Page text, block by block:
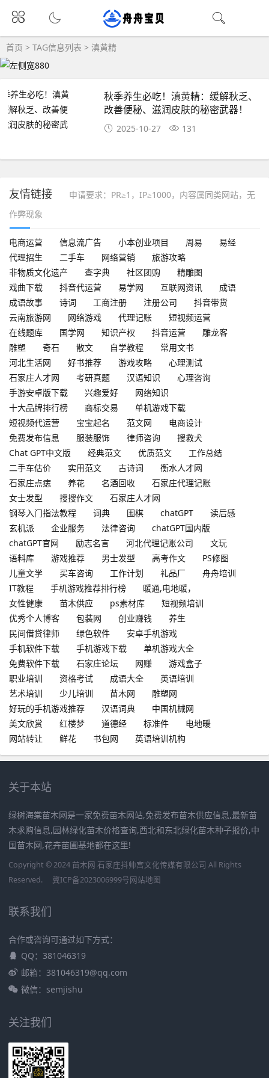
首页 > TAG信息列表 > 滇黄精
秋季养生必吃！滇黄精：缓解秋乏、
改善便秘、滋润皮肤的秘密武器！
2025-10-27 131
友情链接
申请要求：PR≥1，IP≥1000，内容属同类网站，无
作弊现象
电商运营 信息流广告 小本创业项目 周易
易经
代理招生
二手车 网络营销
旅游攻略
非物质文化遗产
查字典 社区团购
精雕图
戏曲下载
抖音代运营 易学网 互联网资讯
成语
成语故事
诗词 工商注册 注册公司
抖音带货
云南旅游网
网络游戏 代理记账
短视频运营
在线题库
国学网 知识产权 抖音运营
雕龙客
雕塑
奇石 散文 自学教程
常用文书
河北生活网
好书推荐 游戏攻略
心理测试
石家庄人才网
考研真题 汉语知识
心理咨询
手游安卓版下载
兴趣爱好
网络知识
十大品牌排行榜
商标交易
单机游戏下载
短视频代运营
宝宝起名 范文网
电商设计
免费发布信息
服装服饰 律师咨询
搜救犬
Chat GPT中文版
经典范文 优质范文
工作总结
二手车估价
实用范文 古诗词
衡水人才网
石家庄点痣
养花 名酒回收
石家庄代理记账
女士发型
搜搜作文
石家庄人才网
钢琴入门指法教程
词典 围棋 chatGPT
读后感
玄机派
企业服务 法律咨询
chatGPT国内版
chatGPT官网
励志名言 河北代理记账公司
文玩
语料库
游戏推荐 男士发型 高考作文
PS修图
儿童文学
买车咨询 工作计划 礼品厂
舟舟培训
IT教程
手机游戏推荐排行榜
暖通,电地暖，
女性健康
苗木供应 ps素材库
短视频培训
优秀个人博客
包装网 创业赚钱
养生
民间借贷律师
绿色软件
安卓手机游戏
手机软件下载
手机游戏下载
单机游戏大全
免费软件下载
石家庄论坛 网赚
游戏盒子
职业培训
资格考试 成语大全
英语培训
艺术培训
少儿培训 苗木网
雕塑网
好玩的手机游戏推荐
汉语词典
中国机械网
美文欣赏
红楼梦 道德经 标准件
电地暖
网站转让
鲜花 书包网 英语培训机构
关于本站
绿树海棠苗木网是一家免费苗木网站,免费发布苗木供应信息,最新苗
木求购信息,园林绿化苗木价格查询,西北和东北绿化苗木种子报价,中
国苗木网,花卉苗圃基地都在这里!
Copyright © 2024 苗木网 石家庄抖帅宫文化传媒有限公司 All Rights
Reserved.
冀ICP备2023006999号网站地图
联系我们
合作或咨询可通过如下方式：
QQ：381046319
邮箱：381046319@qq.com
微信：semjishu
关注我们